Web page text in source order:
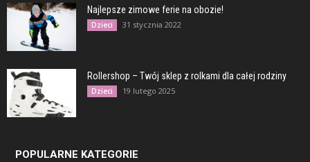
Najlepsze zimowe ferie na obozie!
Dzieci 31 stycznia 2022
Rollershop – Twój sklep z rolkami dla całej rodziny
Dzieci 19 lutego 2025
POPULARNE KATEGORIE